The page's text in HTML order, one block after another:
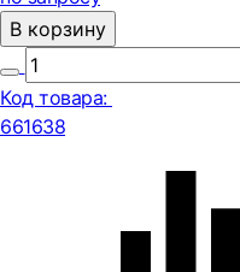
В корзину
Код товара:
661638